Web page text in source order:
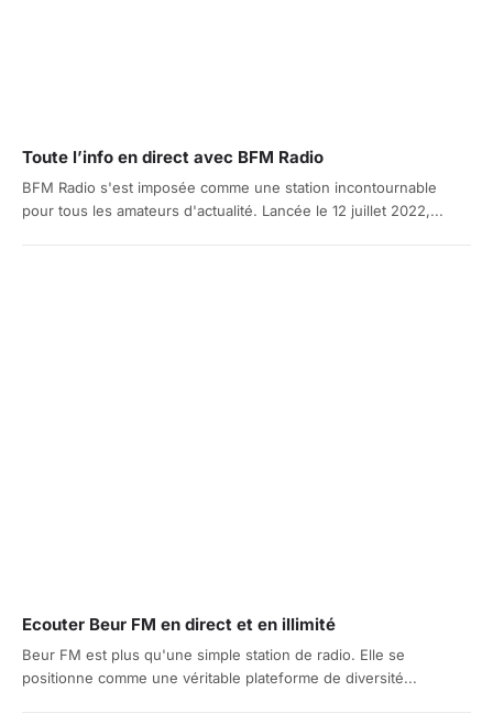
Toute l’info en direct avec BFM Radio
BFM Radio s'est imposée comme une station incontournable
pour tous les amateurs d'actualité. Lancée le 12 juillet 2022,...
Ecouter Beur FM en direct et en illimité
Beur FM est plus qu'une simple station de radio. Elle se
positionne comme une véritable plateforme de diversité...